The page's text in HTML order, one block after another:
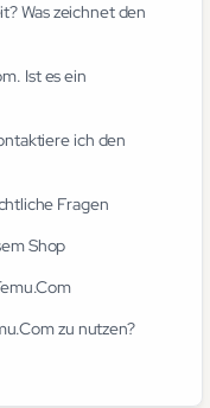
Was zeichnet den
Ist es ein
ich den
Fragen
Shop
zu nutzen?